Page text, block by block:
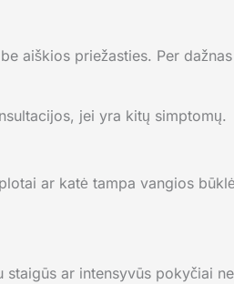
aiškios priežasties. Per
jei yra kitų simptomų.
ar katė tampa vangios
ar intensyvūs pokyčiai